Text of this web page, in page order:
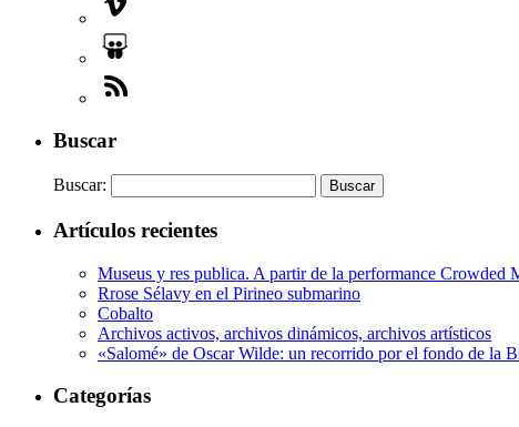
Buscar
Buscar:
Artículos recientes
Museus y res publica. A partir de la performance Crowded
Rrose Sélavy en el Pirineo submarino
Cobalto
Archivos activos, archivos dinámicos, archivos artísticos
«Salomé» de Oscar Wilde: un recorrido por el fondo de la
Categorías